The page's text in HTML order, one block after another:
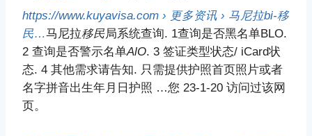
https://www.kuyavisa.com › 更多资讯 › 马尼拉bi-移
民…马尼拉移民局系统查询. 1查询是否黑名单BLO.
2 查询是否警示名单AlO. 3 签证类型状态/ iCard状
态. 4 其他需求请告知. 只需提供护照首页照片或者
名字拼音出生年月日护照 …您 23-1-20 访问过该网
页。